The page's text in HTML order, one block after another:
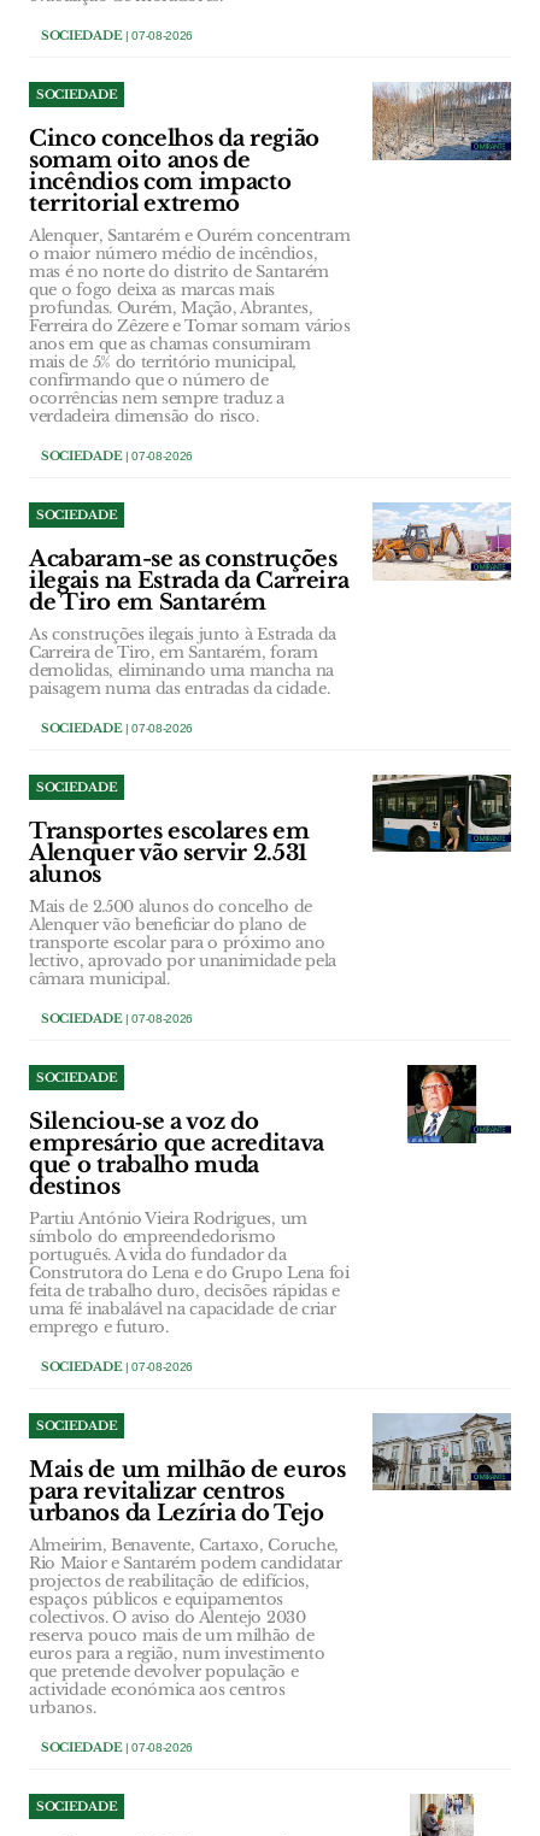
SOCIEDADE| 07-08-2026
SOCIEDADE
Cinco concelhos da região
somam oito anos de
incêndios com impacto
territorial extremo
Alenquer, Santarém e Ourém concentram
o maior número médio de incêndios,
mas é no norte do distrito de Santarém
que o fogo deixa as marcas mais
profundas. Ourém, Mação, Abrantes,
Ferreira do Zêzere e Tomar somam vários
anos em que as chamas consumiram
mais de 5% do território municipal,
confirmando que o número de
ocorrências nem sempre traduz a
verdadeira dimensão do risco.
SOCIEDADE| 07-08-2026
SOCIEDADE
Acabaram-se as construções
ilegais na Estrada da Carreira
de Tiro em Santarém
As construções ilegais junto à Estrada da
Carreira de Tiro, em Santarém, foram
demolidas, eliminando uma mancha na
paisagem numa das entradas da cidade.
SOCIEDADE| 07-08-2026
SOCIEDADE
Transportes escolares em
Alenquer vão servir 2.531
alunos
Mais de 2.500 alunos do concelho de
Alenquer vão beneficiar do plano de
transporte escolar para o próximo ano
lectivo, aprovado por unanimidade pela
câmara municipal.
SOCIEDADE| 07-08-2026
SOCIEDADE
Silenciou‑se a voz do
empresário que acreditava
que o trabalho muda
destinos
Partiu António Vieira Rodrigues, um
símbolo do empreendedorismo
português. A vida do fundador da
Construtora do Lena e do Grupo Lena foi
feita de trabalho duro, decisões rápidas e
uma fé inabalável na capacidade de criar
emprego e futuro.
SOCIEDADE| 07-08-2026
SOCIEDADE
Mais de um milhão de euros
para revitalizar centros
urbanos da Lezíria do Tejo
Almeirim, Benavente, Cartaxo, Coruche,
Rio Maior e Santarém podem candidatar
projectos de reabilitação de edifícios,
espaços públicos e equipamentos
colectivos. O aviso do Alentejo 2030
reserva pouco mais de um milhão de
euros para a região, num investimento
que pretende devolver população e
actividade económica aos centros
urbanos.
SOCIEDADE| 07-08-2026
SOCIEDADE